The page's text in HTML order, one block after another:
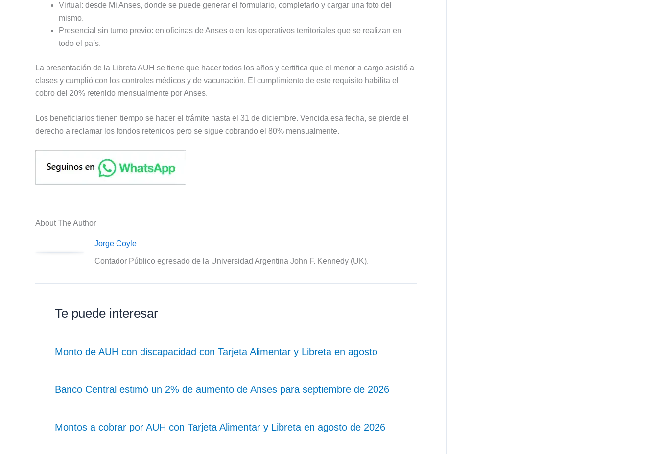
Virtual: desde Mi Anses, donde se puede generar el formulario, completarlo y cargar una foto del
mismo.
Presencial sin turno previo: en oficinas de Anses o en los operativos territoriales que se realizan en
todo el país.
La presentación de la Libreta AUH se tiene que hacer todos los años y certifica que el menor a cargo asistió a
clases y cumplió con los controles médicos y de vacunación. El cumplimiento de este requisito habilita el
cobro del 20% retenido mensualmente por Anses.
Los beneficiarios tienen tiempo se hacer el trámite hasta el 31 de diciembre. Vencida esa fecha, se pierde el
derecho a reclamar los fondos retenidos pero se sigue cobrando el 80% mensualmente.
About The Author
Jorge Coyle
Contador Público egresado de la Universidad Argentina John F. Kennedy (UK).
Te puede interesar
Monto de AUH con discapacidad con Tarjeta Alimentar y Libreta en agosto
Banco Central estimó un 2% de aumento de Anses para septiembre de 2026
Montos a cobrar por AUH con Tarjeta Alimentar y Libreta en agosto de 2026